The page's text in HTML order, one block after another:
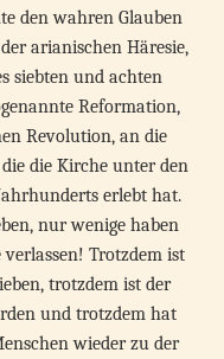
den wahren Glauben
arianischen Häresie,
siebten und achten
Reformation,
Revolution, an die
die Kirche unter den
erlebt hat.
nur wenige haben
Trotzdem ist
trotzdem ist der
und trotzdem hat
wieder zu der